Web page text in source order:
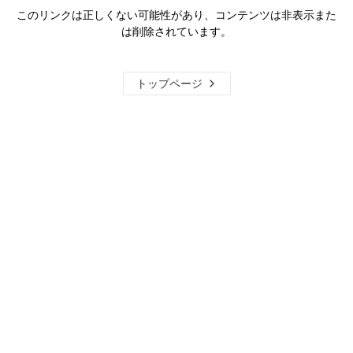
このリンクは正しくない可能性があり、コンテンツは非表示また
は削除されています。
トップページ